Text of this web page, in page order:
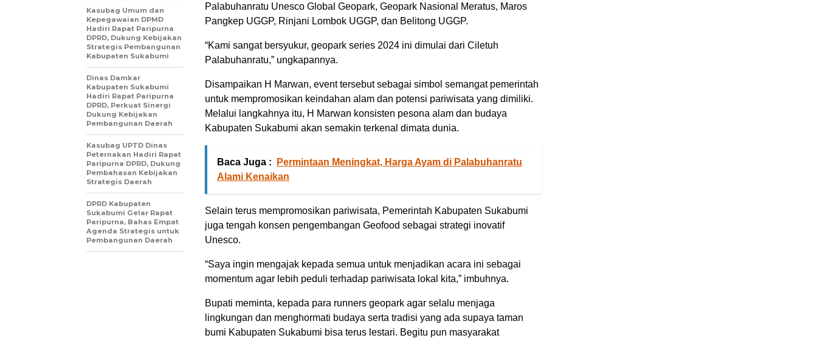
Palabuhanratu Unesco Global Geopark, Geopark Nasional Meratus, Maros
Pangkep UGGP, Rinjani Lombok UGGP, dan Belitong UGGP.
“Kami sangat bersyukur, geopark series 2024 ini dimulai dari Ciletuh
Palabuhanratu,” ungkapannya.
Disampaikan H Marwan, event tersebut sebagai simbol semangat pemerintah
untuk mempromosikan keindahan alam dan potensi pariwisata yang dimiliki.
Melalui langkahnya itu, H Marwan konsisten pesona alam dan budaya
Kabupaten Sukabumi akan semakin terkenal dimata dunia.
Baca Juga :
Permintaan Meningkat, Harga Ayam di Palabuhanratu
Alami Kenaikan
Selain terus mempromosikan pariwisata, Pemerintah Kabupaten Sukabumi
juga tengah konsen pengembangan Geofood sebagai strategi inovatif
Unesco.
“Saya ingin mengajak kepada semua untuk menjadikan acara ini sebagai
momentum agar lebih peduli terhadap pariwisata lokal kita,” imbuhnya.
Bupati meminta, kepada para runners geopark agar selalu menjaga
lingkungan dan menghormati budaya serta tradisi yang ada supaya taman
bumi Kabupaten Sukabumi bisa terus lestari. Begitu pun masyarakat
Kasubag Umum dan
Kepegawaian DPMD
Hadiri Rapat Paripurna
DPRD, Dukung Kebijakan
Strategis Pembangunan
Kabupaten Sukabumi
Dinas Damkar
Kabupaten Sukabumi
Hadiri Rapat Paripurna
DPRD, Perkuat Sinergi
Dukung Kebijakan
Pembangunan Daerah
Kasubag UPTD Dinas
Peternakan Hadiri Rapat
Paripurna DPRD, Dukung
Pembahasan Kebijakan
Strategis Daerah
DPRD Kabupaten
Sukabumi Gelar Rapat
Paripurna, Bahas Empat
Agenda Strategis untuk
Pembangunan Daerah